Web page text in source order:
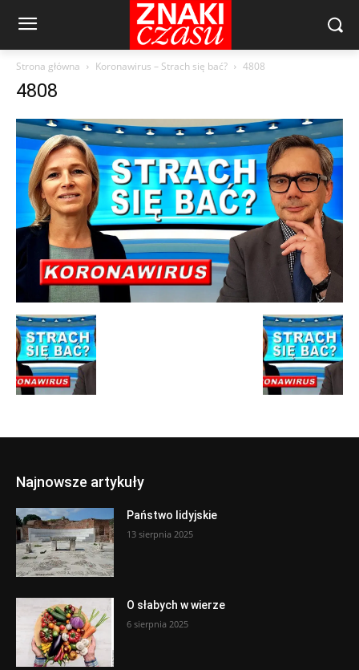
Strona główna Koronawirus – Strach się bać? 4808
4808
Najnowsze artykuły
Państwo lidyjskie
13 sierpnia 2025
O słabych w wierze
6 sierpnia 2025